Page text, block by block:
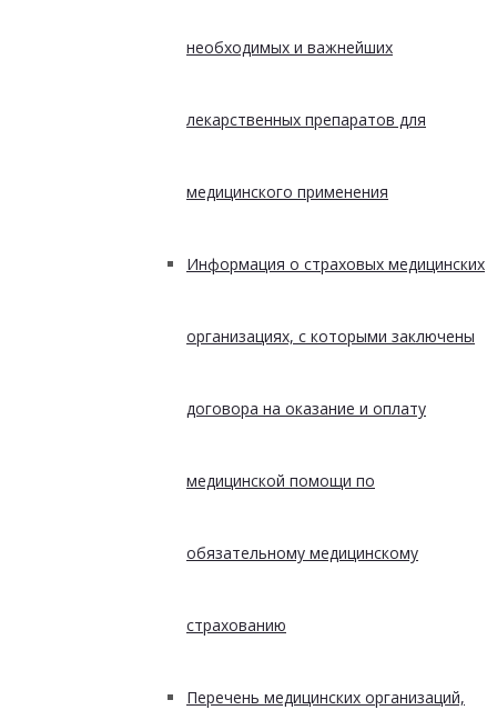
необходимых и важнейших
лекарственных препаратов для
медицинского применения
Информация о страховых медицинских
организациях, с которыми заключены
договора на оказание и оплату
медицинской помощи по
обязательному медицинскому
страхованию
Перечень медицинских организаций,